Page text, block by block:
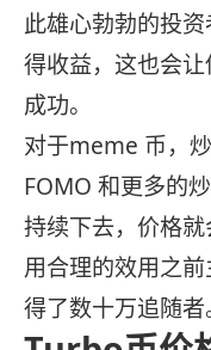
此雄心勃勃的投
得收益，这也会
成功。
对于meme 币，
FOMO 和更多的
持续下去，价格
用合理的效用之
得了数十万追随者